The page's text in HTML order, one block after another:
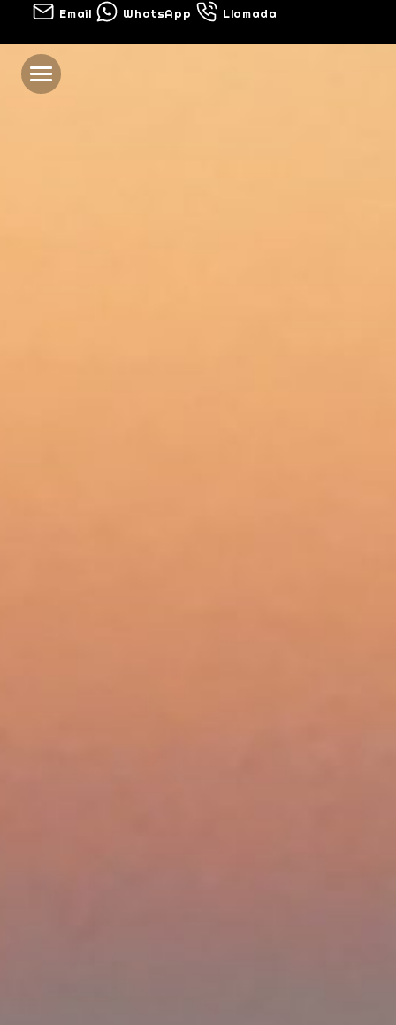
Email WhatsApp Llamada